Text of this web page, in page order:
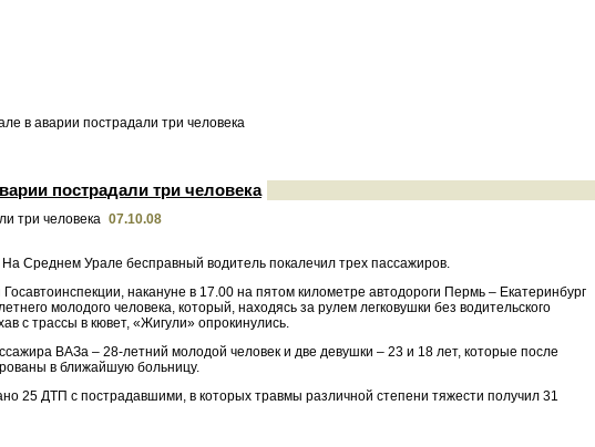
в аварии пострадали три человека
пострадали три человека
07.10.08
Среднем Урале бесправный водитель покалечил трех пассажиров.
накануне в 17.00 на пятом километре автодороги Пермь – Екатеринбург
молодого человека, который, находясь за рулем легковушки без водительского
с трассы в кювет, «Жигули» опрокинулись.
ВАЗа – 28-летний молодой человек и две девушки – 23 и 18 лет, которые после
в ближайшую больницу.
25 ДТП с пострадавшими, в которых травмы различной степени тяжести получил 31